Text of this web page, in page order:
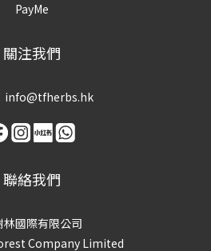
PayMe
關注我們
info@tfherbs.hk
聯絡我們
林國際有限公司
Company Limited